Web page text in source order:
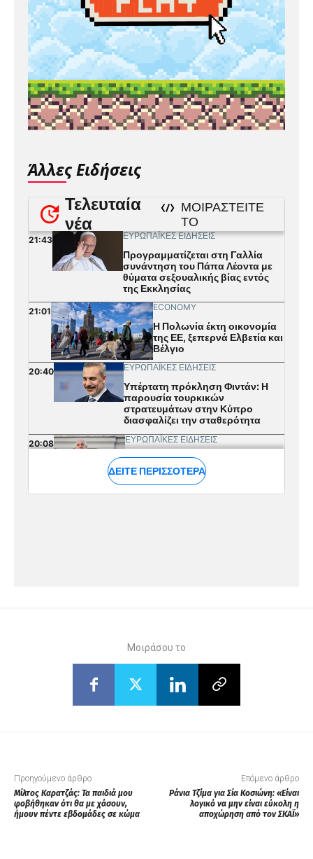
Άλλες Ειδήσεις
Μοιράσου το
Προηγούμενο άρθρο
Μίλτος Καρατζάς: Τα παιδιά μου
φοβήθηκαν ότι θα με χάσουν,
ήμουν πέντε εβδομάδες σε κώμα
Επόμενο άρθρο
Ράνια Τζίμα για Σία Κοσιώνη: «Είναι
λογικό να μην είναι εύκολη η
αποχώρηση από τον ΣΚΑΪ»